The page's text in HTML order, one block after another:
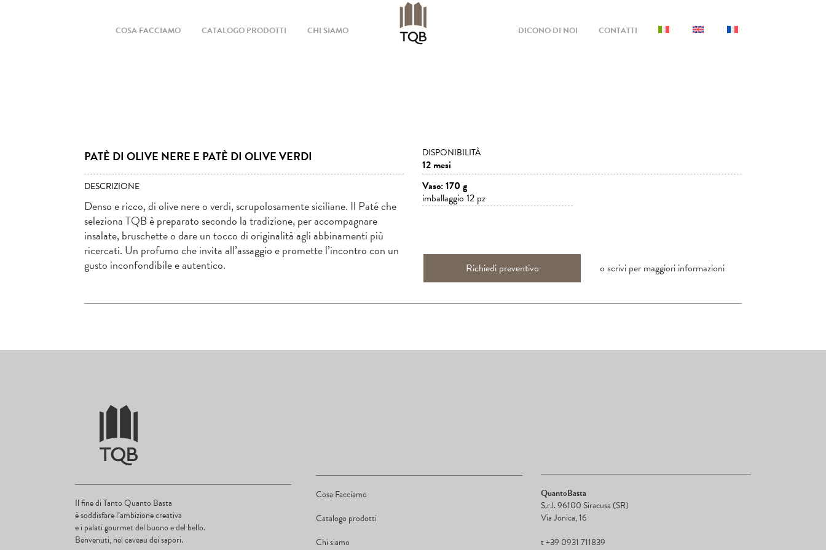
COSA FACCIAMO CATALOGO PRODOTTI CHI SIAMO DICONO DI NOI CONTATTI
PATÈ DI OLIVE NERE E PATÈ DI OLIVE VERDI
DESCRIZIONE
Denso e ricco, di olive nere o verdi, scrupolosamente siciliane. Il Paté che
seleziona TQB è preparato secondo la tradizione, per accompagnare
insalate, bruschette o dare un tocco di originalità agli abbinamenti più
ricercati. Un profumo che invita all’assaggio e promette l’incontro con un
gusto inconfondibile e autentico.
DISPONIBILITÀ
12 mesi
Vaso: 170 g
imballaggio 12 pz
Richiedi preventivo o scrivi per maggiori informazioni
Il fine di Tanto Quanto Basta
è soddisfare l’ambizione creativa
e i palati gourmet del buono e del bello.
Benvenuti, nel caveau dei sapori.
Cosa Facciamo
Catalogo prodotti
Chi siamo
QuantoBasta
S.r.l. 96100 Siracusa (SR)
Via Jonica, 16
t +39 0931 711839